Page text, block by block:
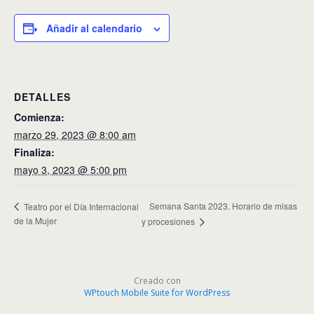
Añadir al calendario
DETALLES
Comienza:
marzo 29, 2023 @ 8:00 am
Finaliza:
mayo 3, 2023 @ 5:00 pm
Teatro por el Día Internacional
de la Mujer
Semana Santa 2023. Horario de misas
y procesiones
Creado con
WPtouch Mobile Suite for WordPress